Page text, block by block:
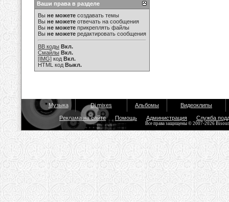
Ваши права в разделе
Вы не можете создавать темы
Вы не можете отвечать на сообщения
Вы не можете прикреплять файлы
Вы не можете редактировать сообщения
BB коды Вкл.
Смайлы Вкл.
[IMG] код Вкл.
HTML код Выкл.
Музыка Dj mixes Альбомы Видеоклипы
Реклама на сайте Помощь Администрация Служба
Все права защищены © 2007-2026